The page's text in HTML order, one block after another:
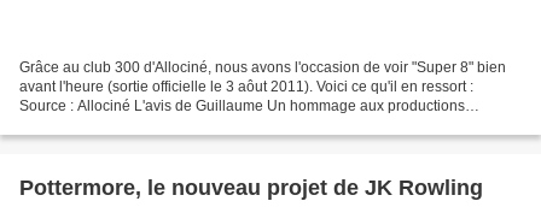
Grâce au club 300 d'Allociné, nous avons l'occasion de voir "Super 8" bien
avant l'heure (sortie officielle le 3 aôut 2011). Voici ce qu'il en ressort :
Source : Allociné L'avis de Guillaume Un hommage aux productions
Pottermore, le nouveau projet de JK Rowling